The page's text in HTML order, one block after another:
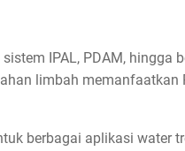
IPAL, PDAM, hingga
limbah memanfaatkan
berbagai aplikasi water